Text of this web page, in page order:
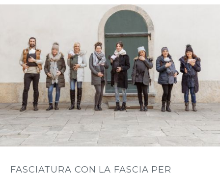
FASCIATURA CON LA FASCIA PER